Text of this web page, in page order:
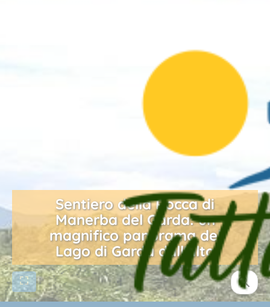
Sentiero della Rocca di
Manerba del Garda: un
magnifico panorama del
Lago di Garda dall'alto